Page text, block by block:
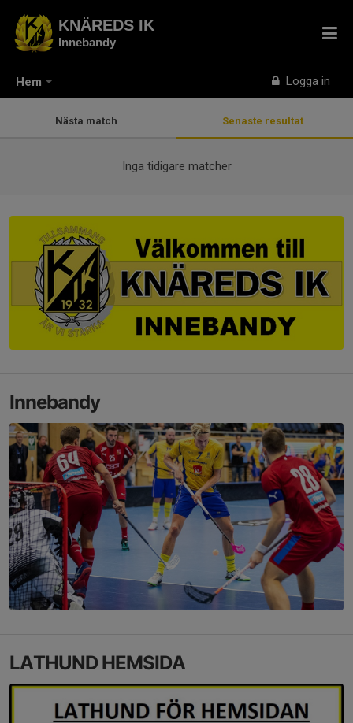
Hem Logga in
KNÄREDS IK
Innebandy
Nästa match Senaste resultat
Inga tidigare matcher
Innebandy
LATHUND HEMSIDA